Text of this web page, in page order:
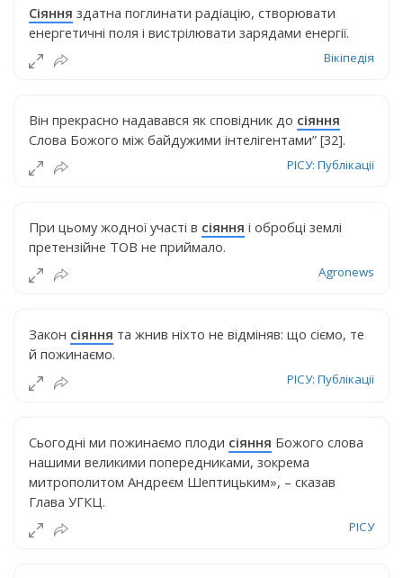
Сіяння здатна поглинати радіацію, створювати
енергетичні поля і вистрілювати зарядами енергії.
Вікіпедія
Він прекрасно надавався як сповідник до сіяння
Слова Божого між байдужими інтелігентами” [32].
РІСУ: Публікації
При цьому жодної участі в сіяння і обробці землі
претензійне ТОВ не приймало.
Agronews
Закон сіяння та жнив ніхто не відміняв: що сіємо, те
й пожинаємо.
РІСУ: Публікації
Сьогодні ми пожинаємо плоди сіяння Божого слова
нашими великими попередниками, зокрема
митрополитом Андреєм Шептицьким», – сказав
Глава УГКЦ.
РІСУ